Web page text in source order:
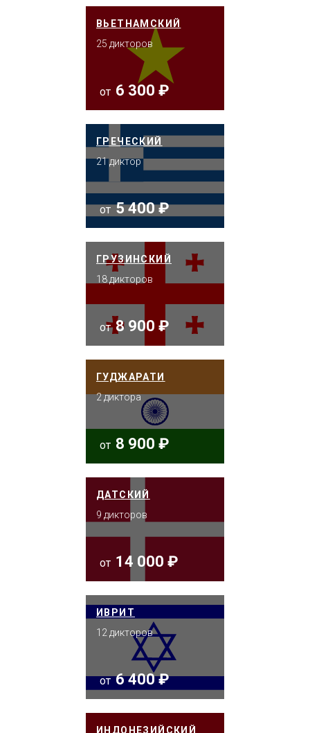
ВЬЕТНАМСКИЙ
25 дикторов
от 6 300 ₽
ГРЕЧЕСКИЙ
21 диктор
от5 400 ₽
ГРУЗИНСКИЙ
18 дикторов
от 8 900 ₽
ГУДЖАРАТИ
2 диктора
от 8 900 ₽
ДАТСКИЙ
9 дикторов
от 14 000 ₽
ИВРИТ
12 дикторов
от6 400 ₽
ИНДОНЕЗИЙСКИЙ